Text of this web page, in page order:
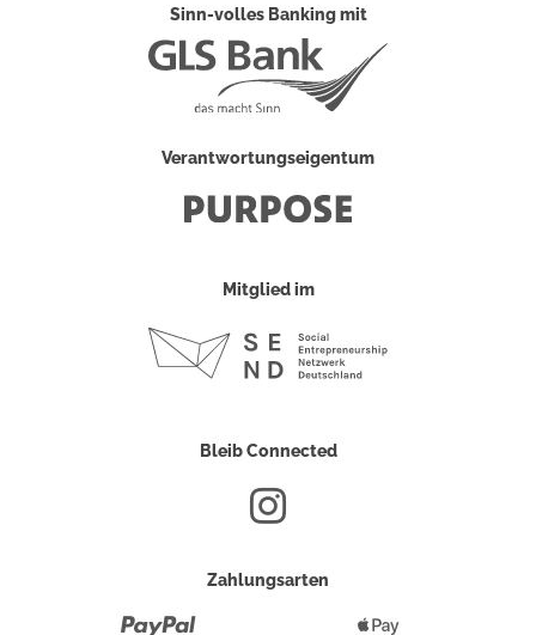
Sinn-volles Banking mit
Verantwortungseigentum
Mitglied im
Bleib Connected
Zahlungsarten